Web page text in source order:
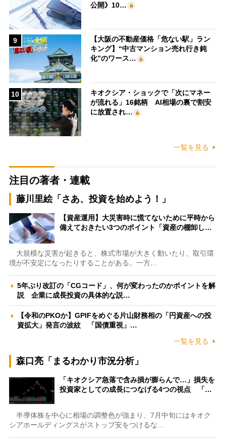
公開》10…
9
【大阪の不動産価格「危ない駅」ラン
キング】“中古マンション売れ行き鈍
化”のワース…
10
キオクシア・ショックで「次にマネー
が流れる」16銘柄 AI相場の裏で割安
に放置され…
一覧を見る
注目の著者・連載
藤川里絵「さあ、投資を始めよう！」
【資産運用】大災害時に慌てないために平時から
備えておきたい3つのポイント「資産の棚卸し…
大規模な災害が起きると、株式市場が大きく動いたり、取引環
境が不安定になったりすることがある。一方…
5年ぶり改訂の「CGコード」、何が変わったのかポイントを解
説 企業に成長投資の具体的な説…
【令和のPKOか】GPIFをめぐる片山財務相の「円資産への投
資拡大」発言の波紋 「国債重視」…
一覧を見る
森口亮「まるわかり市況分析」
「キオクシア急落で含み損が膨らんで…」損失を
投資家としての成長につなげる4つの視点 「…
半導体株を中心に相場の調整色が強まり、7月中旬にはキオク
シアホールディングスがストップ安をつけるな…